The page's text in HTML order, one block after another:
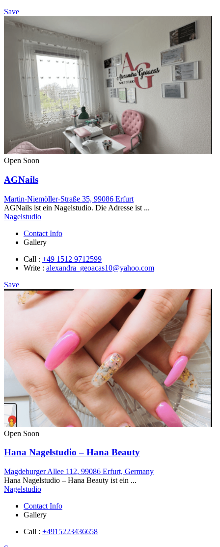
Save
Open Soon
AGNails
Martin-Niemöller-Straße 35, 99086 Erfurt
AGNails ist ein Nagelstudio. Die Adresse ist ...
Nagelstudio
Contact Info
Gallery
Call : +49 1512 9712599
Write : alexandra_geoacas10@yahoo.com
Save
Open Soon
Hana Nagelstudio – Hana Beauty
Magdeburger Allee 112, 99086 Erfurt, Germany
Hana Nagelstudio – Hana Beauty ist ein ...
Nagelstudio
Contact Info
Gallery
Call : +4915223436658